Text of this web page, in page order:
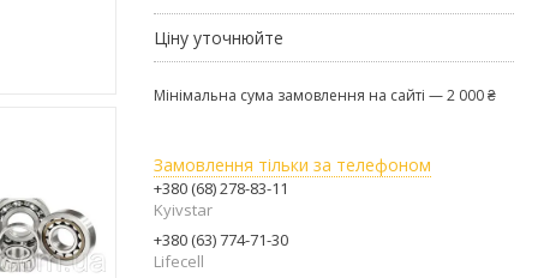
Ціну уточнюйте
Мінімальна сума замовлення на сайті — 2 000 ₴
Замовлення тільки за телефоном
+380 (68) 278-83-11
Kyivstar
+380 (63) 774-71-30
Lifecell